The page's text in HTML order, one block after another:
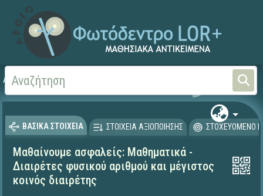
Αρχική Μαθαίνουμε στο Σπίτι
ΒΑΣΙΚΑ ΣΤΟΙΧΕΙΑ ΣΤΟΙΧΕΙΑ ΑΞΙΟΠΟΙΗΣΗΣ ΣΤΟΧΕΥΟΜΕΝΟ
Μαθαίνουμε ασφαλείς: Μαθηματικά -
Διαιρέτες φυσικού αριθμού και μέγιστος
κοινός διαιρέτης